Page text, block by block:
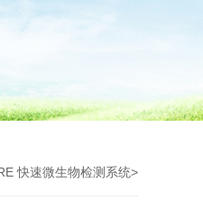
快速微生物检测系统>